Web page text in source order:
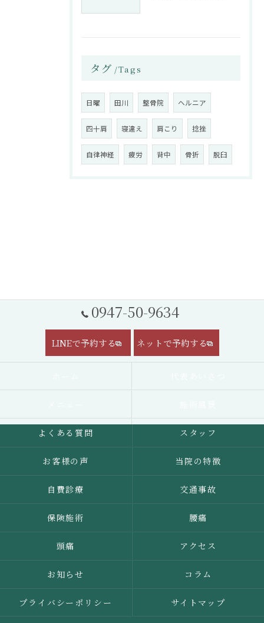
タグ Tags
日曜 田川 整骨院 ヘルニア
四十肩 寝違え 肩こり 捻挫
自律神経 疲労 背中 骨折 脱臼
0947-50-9634
LINEで予約する ネットで予約する
よくある質問 スタッフ
お客様の声 当院の特徴
自費診療 交通事故
保険施術 腰痛
頭痛 アクセス
お知らせ コラム
プライバシーポリシー サイトマップ